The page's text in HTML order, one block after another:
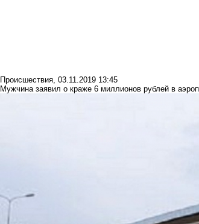
Происшествия, 03.11.2019 13:45
Мужчина заявил о краже 6 миллионов рублей в